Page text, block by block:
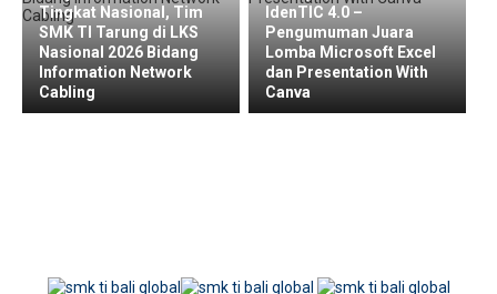
Tingkat Nasional, Tim
SMK TI Tarung di LKS
Nasional 2026 Bidang
Information Network
Cabling
IdenTIC 4.0 –
Pengumuman Juara
Lomba Microsoft Excel
dan Presentation With
Canva